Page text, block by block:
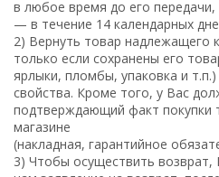
в любое время до его
— в течение 14 календарных
2) Вернуть товар надлежащего
только если сохранены его
ярлыки, пломбы, упаковка и
свойства. Кроме того, у Вас
подтверждающий факт покупки
магазине
(накладная, гарантийное
3) Чтобы осуществить